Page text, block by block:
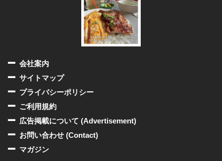
会社案内
サイトマップ
プライバシーポリシー
ご利用規約
広告掲載について (Advertisement)
お問い合わせ (Contact)
マガジン